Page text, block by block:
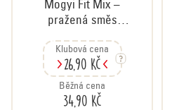
Mogyi Fit Mix –
pražená směs
solená, 70 g
Klubová cena
26,90 Kč
Běžná cena
34,90 Kč